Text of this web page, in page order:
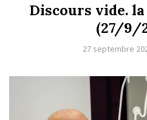
Discours vide.
(27/9/
27 septembre